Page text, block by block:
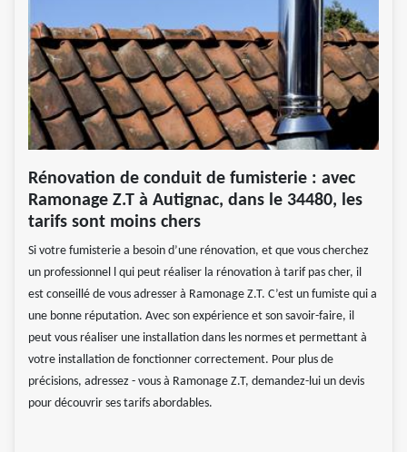
Rénovation de conduit de fumisterie : avec
Ramonage Z.T à Autignac, dans le 34480, les
tarifs sont moins chers
Si votre fumisterie a besoin d’une rénovation, et que vous cherchez
un professionnel l qui peut réaliser la rénovation à tarif pas cher, il
est conseillé de vous adresser à Ramonage Z.T. C’est un fumiste qui a
une bonne réputation. Avec son expérience et son savoir-faire, il
peut vous réaliser une installation dans les normes et permettant à
votre installation de fonctionner correctement. Pour plus de
précisions, adressez - vous à Ramonage Z.T, demandez-lui un devis
pour découvrir ses tarifs abordables.